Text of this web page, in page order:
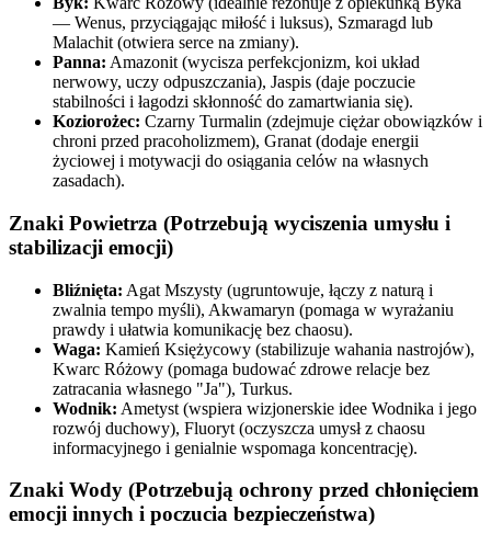
— Wenus, przyciągając miłość i luksus), Szmaragd lub
Malachit (otwiera serce na zmiany).
Panna: Amazonit (wycisza perfekcjonizm, koi układ
nerwowy, uczy odpuszczania), Jaspis (daje poczucie
stabilności i łagodzi skłonność do zamartwiania się).
Koziorożec: Czarny Turmalin (zdejmuje ciężar obowiązków i
chroni przed pracoholizmem), Granat (dodaje energii
życiowej i motywacji do osiągania celów na własnych
zasadach).
Znaki Powietrza (Potrzebują wyciszenia umysłu i
stabilizacji emocji)
Bliźnięta: Agat Mszysty (ugruntowuje, łączy z naturą i
zwalnia tempo myśli), Akwamaryn (pomaga w wyrażaniu
prawdy i ułatwia komunikację bez chaosu).
Waga: Kamień Księżycowy (stabilizuje wahania nastrojów),
Kwarc Różowy (pomaga budować zdrowe relacje bez
zatracania własnego "Ja"), Turkus.
Wodnik: Ametyst (wspiera wizjonerskie idee Wodnika i jego
rozwój duchowy), Fluoryt (oczyszcza umysł z chaosu
informacyjnego i genialnie wspomaga koncentrację).
Znaki Wody (Potrzebują ochrony przed chłonięciem
emocji innych i poczucia bezpieczeństwa)